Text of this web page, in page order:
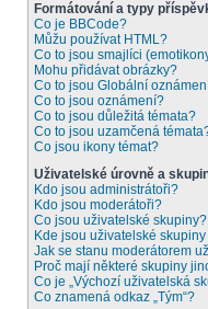
Formátování a typy
Co je BBCode?
Můžu používat HTML?
Co to jsou smajlíci
Mohu přidávat obrázky?
Co to jsou Globální
Co to jsou oznámení?
Co to jsou důležitá témata?
Co to jsou uzamčená
Co jsou ikony témat?
Uživatelské úrovně a
Kdo jsou administrátoři?
Kdo jsou moderátoři?
Co jsou uživatelské skupiny?
Kde jsou uživatelské
Jak se stanu moderátorem
Proč mají některé skupiny
Co je „Výchozí uživatelská
Co znamená odkaz „Tým“?